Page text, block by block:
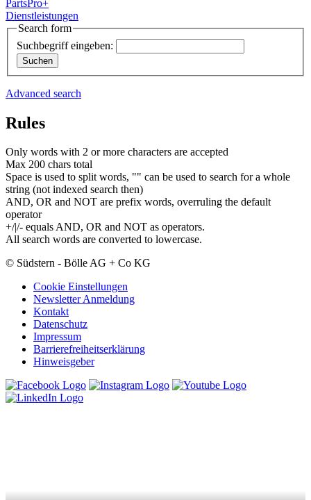
PartsPro+
Dienstleistungen
Search form
Suchbegriff eingeben:
Advanced search
Rules
Only words with 2 or more characters are accepted
Max 200 chars total
Space is used to split words, "" can be used to search for a whole
string (not indexed search then)
AND, OR and NOT are prefix words, overruling the default
operator
+/|/- equals AND, OR and NOT as operators.
All search words are converted to lowercase.
© Südstern - Bölle AG + Co KG
Cookie Einstellungen
Newsletter Anmeldung
Kontakt
Datenschutz
Impressum
Barrierefreiheitserklärung
Hinweisgeber